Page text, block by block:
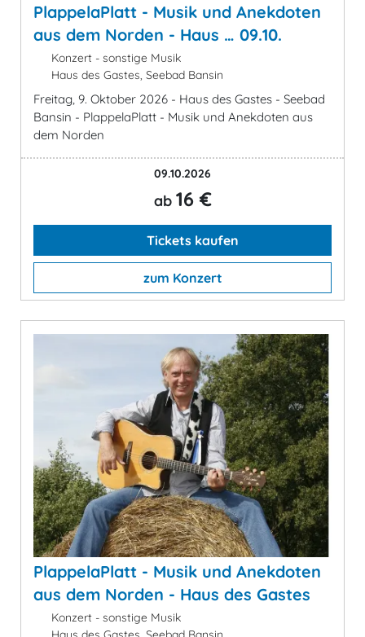
PlappelaPlatt - Musik und Anekdoten
aus dem Norden - Haus … 09.10.
Konzert - sonstige Musik
Haus des Gastes, Seebad Bansin
Freitag, 9. Oktober 2026 - Haus des Gastes - Seebad
Bansin - PlappelaPlatt - Musik und Anekdoten aus
dem Norden
09.10.2026
ab 16 €
Tickets kaufen
zum Konzert
PlappelaPlatt - Musik und Anekdoten
aus dem Norden - Haus des Gastes
Konzert - sonstige Musik